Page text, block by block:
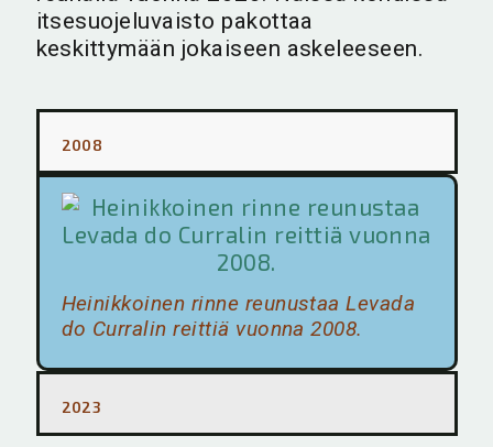
itsesuojeluvaisto pakottaa
keskittymään jokaiseen askeleeseen.
2008
Heinikkoinen rinne reunustaa Levada
do Curralin reittiä vuonna 2008.
2023